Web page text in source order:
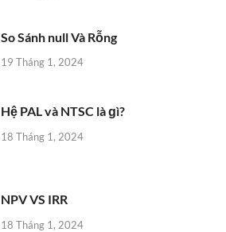
So Sánh null Và Rỗng
19 Tháng 1, 2024
Hệ PAL và NTSC là ɡì?
18 Tháng 1, 2024
NPV VS IRR
18 Tháng 1, 2024